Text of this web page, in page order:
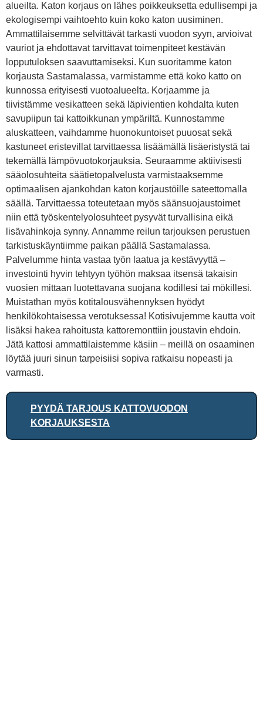
alueilta. Katon korjaus on lähes poikkeuksetta edullisempi ja
ekologisempi vaihtoehto kuin koko katon uusiminen.
Ammattilaisemme selvittävät tarkasti vuodon syyn, arvioivat
vauriot ja ehdottavat tarvittavat toimenpiteet kestävän
lopputuloksen saavuttamiseksi. Kun suoritamme katon
korjausta Sastamalassa, varmistamme että koko katto on
kunnossa erityisesti vuotoalueelta. Korjaamme ja
tiivistämme vesikatteen sekä läpivientien kohdalta kuten
savupiipun tai kattoikkunan ympäriltä. Kunnostamme
aluskatteen, vaihdamme huonokuntoiset puuosat sekä
kastuneet eristevillat tarvittaessa lisäämällä lisäeristystä tai
tekemällä lämpövuotokorjauksia. Seuraamme aktiivisesti
sääolosuhteita säätietopalvelusta varmistaaksemme
optimaalisen ajankohdan katon korjaustöille sateettomalla
säällä. Tarvittaessa toteutetaan myös säänsuojaustoimet
niin että työskentelyolosuhteet pysyvät turvallisina eikä
lisävahinkoja synny. Annamme reilun tarjouksen perustuen
tarkistuskäyntiimme paikan päällä Sastamalassa.
Palvelumme hinta vastaa työn laatua ja kestävyyttä –
investointi hyvin tehtyyn työhön maksaa itsensä takaisin
vuosien mittaan luotettavana suojana kodillesi tai mökillesi.
Muistathan myös kotitalousvähennyksen hyödyt
henkilökohtaisessa verotuksessa! Kotisivujemme kautta voit
lisäksi hakea rahoitusta kattoremonttiin joustavin ehdoin.
Jätä kattosi ammattilaistemme käsiin – meillä on osaaminen
löytää juuri sinun tarpeisiisi sopiva ratkaisu nopeasti ja
varmasti.
PYYDÄ TARJOUS KATTOVUODON
KORJAUKSESTA